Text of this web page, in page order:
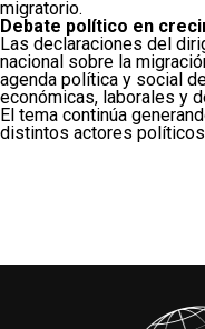
migratorio.
Debate político en
Las declaraciones del
nacional sobre la
agenda política y social
económicas, laborales y
El tema continúa
distintos actores